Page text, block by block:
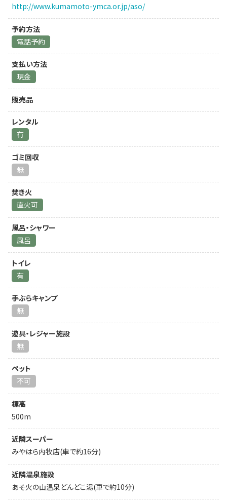
http://www.kumamoto-ymca.or.jp/aso/
予約方法
電話予約
支払い方法
現金
販売品
レンタル
有
ゴミ回収
無
焚き火
直火可
風呂・シャワー
風呂
トイレ
有
手ぶらキャンプ
無
遊具・レジャー施設
無
ペット
不可
標高
500m
近隣スーパー
みやはら内牧店(車で約16分)
近隣温泉施設
あそ火の山温泉どんどこ湯(車で約10分)